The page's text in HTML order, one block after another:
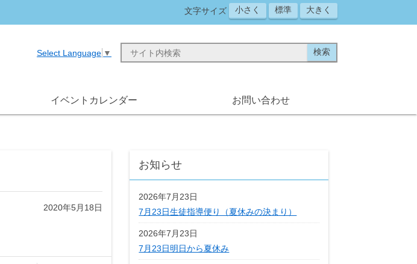
文字サイズ 小さく 標準 大きく
Select Language ▼
イベントカレンダー お問い合わせ
2020年5月18日
お知らせ
2026年7月23日
7月23日生徒指導便り（夏休みの決まり）
2026年7月23日
7月23日明日から夏休み